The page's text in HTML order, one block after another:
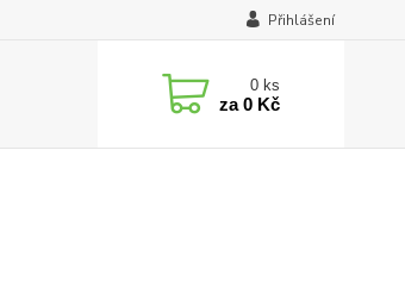
Přihlášení
0 ks
za0 Kč